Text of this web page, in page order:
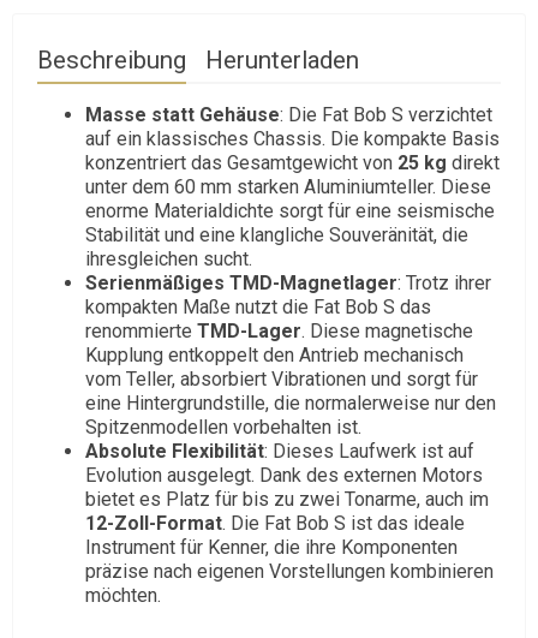
Beschreibung Herunterladen
Masse statt Gehäuse: Die Fat Bob S verzichtet
auf ein klassisches Chassis. Die kompakte Basis
konzentriert das Gesamtgewicht von 25 kg direkt
unter dem 60 mm starken Aluminiumteller. Diese
enorme Materialdichte sorgt für eine seismische
Stabilität und eine klangliche Souveränität, die
ihresgleichen sucht.
Serienmäßiges TMD-Magnetlager: Trotz ihrer
kompakten Maße nutzt die Fat Bob S das
renommierte TMD-Lager. Diese magnetische
Kupplung entkoppelt den Antrieb mechanisch
vom Teller, absorbiert Vibrationen und sorgt für
eine Hintergrundstille, die normalerweise nur den
Spitzenmodellen vorbehalten ist.
Absolute Flexibilität: Dieses Laufwerk ist auf
Evolution ausgelegt. Dank des externen Motors
bietet es Platz für bis zu zwei Tonarme, auch im
12-Zoll-Format. Die Fat Bob S ist das ideale
Instrument für Kenner, die ihre Komponenten
präzise nach eigenen Vorstellungen kombinieren
möchten.